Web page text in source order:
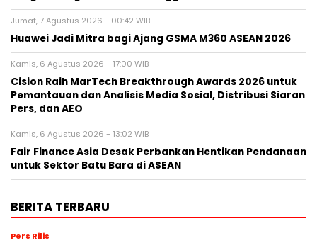
Jumat, 7 Agustus 2026 - 00:42 WIB
Huawei Jadi Mitra bagi Ajang GSMA M360 ASEAN 2026
Kamis, 6 Agustus 2026 - 17:00 WIB
Cision Raih MarTech Breakthrough Awards 2026 untuk
Pemantauan dan Analisis Media Sosial, Distribusi Siaran
Pers, dan AEO
Kamis, 6 Agustus 2026 - 13:02 WIB
Fair Finance Asia Desak Perbankan Hentikan Pendanaan
untuk Sektor Batu Bara di ASEAN
BERITA TERBARU
Pers Rilis